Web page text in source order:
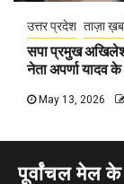
उत्तर प्रदेश ताज़ा
सपा प्रमुख अखिलेश
नेता अपर्णा यादव
May 13, 2026
पूर्वांचल मेल के